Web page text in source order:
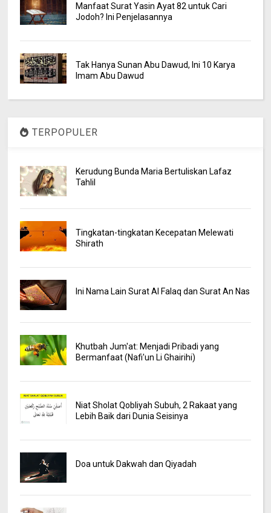
Manfaat Surat Yasin Ayat 82 untuk Cari
Jodoh? Ini Penjelasannya
Tak Hanya Sunan Abu Dawud, Ini 10 Karya
Imam Abu Dawud
TERPOPULER
Kerudung Bunda Maria Bertuliskan Lafaz
Tahlil
Tingkatan-tingkatan Kecepatan Melewati
Shirath
Ini Nama Lain Surat Al Falaq dan Surat An Nas
Khutbah Jum'at: Menjadi Pribadi yang
Bermanfaat (Nafi'un Li Ghairihi)
Niat Sholat Qobliyah Subuh, 2 Rakaat yang
Lebih Baik dari Dunia Seisinya
Doa untuk Dakwah dan Qiyadah